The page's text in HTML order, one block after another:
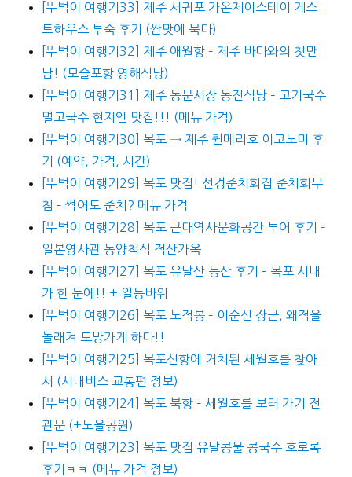
[뚜벅이 여행기33] 제주 서귀포 가온제이스테이 게스
트하우스 투숙 후기 (싼맛에 묵다)
[뚜벅이 여행기32] 제주 애월항 – 제주 바다와의 첫만
남! (모슬포항 영해식당)
[뚜벅이 여행기31] 제주 동문시장 동진식당 – 고기국수
멸고국수 현지인 맛집!!! (메뉴 가격)
[뚜벅이 여행기30] 목포 → 제주 퀸메리호 이코노미 후
기 (예약, 가격, 시간)
[뚜벅이 여행기29] 목포 맛집! 선경준치회집 준치회무
침 – 썩어도 준치? 메뉴 가격
[뚜벅이 여행기28] 목포 근대역사문화공간 투어 후기 –
일본영사관 동양척식 적산가옥
[뚜벅이 여행기27] 목포 유달산 등산 후기 – 목포 시내
가 한 눈에!! + 일등바위
[뚜벅이 여행기26] 목포 노적봉 – 이순신 장군, 왜적을
놀래켜 도망가게 하다!!
[뚜벅이 여행기25] 목포신항에 거치된 세월호를 찾아
서 (시내버스 교통편 정보)
[뚜벅이 여행기24] 목포 북항 – 세월호를 보러 가기 전
관문 (+노을공원)
[뚜벅이 여행기23] 목포 맛집 유달콩물 콩국수 호로록
후기ㅋㅋ (메뉴 가격 정보)